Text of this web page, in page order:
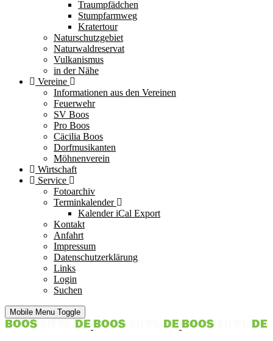
Traumpfädchen
Stumpfarmweg
Kratertour
Naturschutzgebiet
Naturwaldreservat
Vulkanismus
in der Nähe
Vereine
Informationen aus den Vereinen
Feuerwehr
SV Boos
Pro Boos
Cäcilia Boos
Dorfmusikanten
Möhnenverein
Wirtschaft
Service
Fotoarchiv
Terminkalender
Kalender iCal Export
Kontakt
Anfahrt
Impressum
Datenschutzerklärung
Links
Login
Suchen
Mobile Menu Toggle